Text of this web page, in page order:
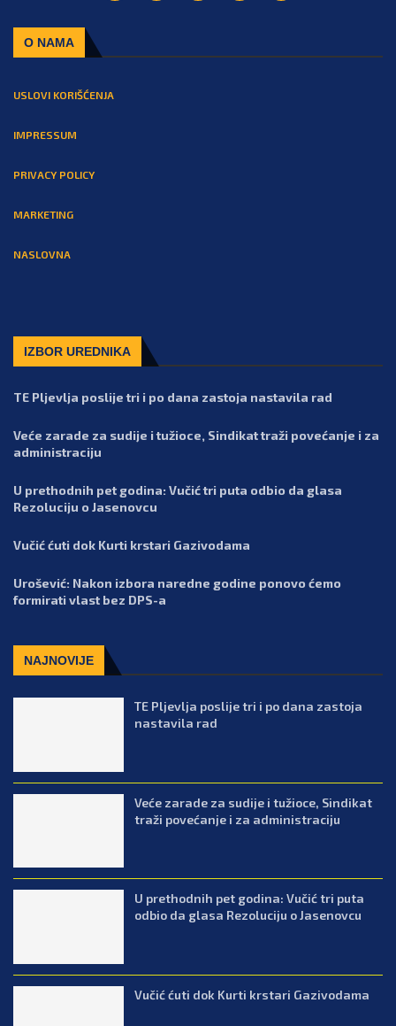
O NAMA
USLOVI KORIŠĆENJA
IMPRESSUM
PRIVACY POLICY
MARKETING
NASLOVNA
IZBOR UREDNIKA
TE Pljevlja poslije tri i po dana zastoja nastavila rad
Veće zarade za sudije i tužioce, Sindikat traži povećanje i za
administraciju
U prethodnih pet godina: Vučić tri puta odbio da glasa
Rezoluciju o Jasenovcu
Vučić ćuti dok Kurti krstari Gazivodama
Urošević: Nakon izbora naredne godine ponovo ćemo
formirati vlast bez DPS-a
NAJNOVIJE
TE Pljevlja poslije tri i po dana zastoja
nastavila rad
Veće zarade za sudije i tužioce, Sindikat
traži povećanje i za administraciju
U prethodnih pet godina: Vučić tri puta
odbio da glasa Rezoluciju o Jasenovcu
Vučić ćuti dok Kurti krstari Gazivodama